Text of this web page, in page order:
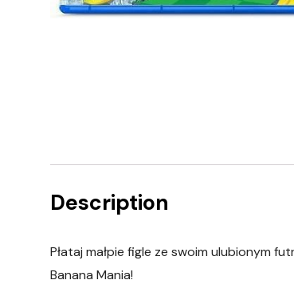
Description
Płataj małpie figle ze swoim ulubionym
Banana Mania!